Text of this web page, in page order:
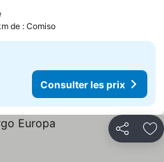
Consulter les prix
de : Comiso
Consulter les prix
Partager